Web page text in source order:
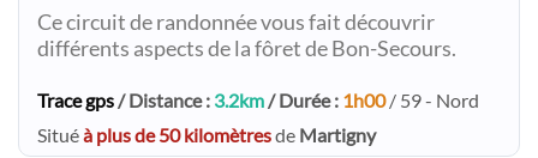
Ce circuit de randonnée vous fait découvrir
différents aspects de la fôret de Bon-Secours.
Trace gps/ Distance : 3.2km/ Durée : 1h00/ 59 - Nord
Situéà plus de 50 kilomètresde Martigny